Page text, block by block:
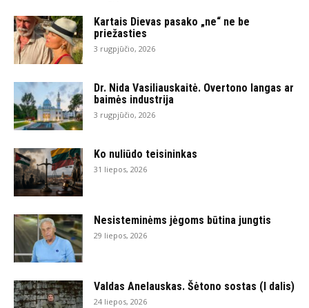
Kartais Dievas pasako „ne“ ne be
priežasties
3 rugpjūčio, 2026
Dr. Nida Vasiliauskaitė. Overtono langas ar
baimės industrija
3 rugpjūčio, 2026
Ko nuliūdo teisininkas
31 liepos, 2026
Nesisteminėms jėgoms būtina jungtis
29 liepos, 2026
Valdas Anelauskas. Šėtono sostas (I dalis)
24 liepos, 2026